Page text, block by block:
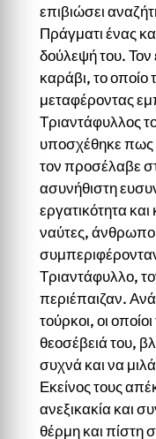
επιβιώσει
Πράγματι ένας
δούλεψή του. Τον
καράβι, το οποίο
μεταφέροντας
Τριαντάφυλλος
υποσχέθηκε πως
τον προσέλαβε
ασυνήθιστη
εργατικότητα
ναύτες,
Τριαντάφυλλο,
περιέπαιζαν.
τούρκοι, οι
θεοσέβειά του,
συχνά και να
Εκείνος τους
ανεξικακία και
θέρμη και πίστη